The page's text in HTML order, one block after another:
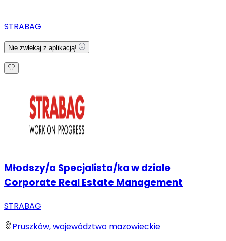
STRABAG
Nie zwlekaj z aplikacją!
Młodszy/a Specjalista/ka w dziale
Corporate Real Estate Management
STRABAG
Pruszków, województwo mazowieckie